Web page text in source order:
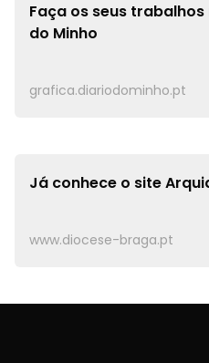
Faça os seus trabalhos
do Minho
grafica.diariodominho.pt
Já conhece o site
www.diocese-braga.pt